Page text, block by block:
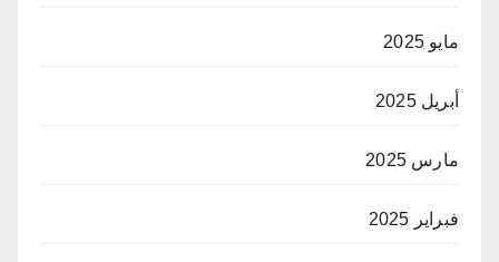
مايو 2025
أبريل 2025
مارس 2025
فبراير 2025